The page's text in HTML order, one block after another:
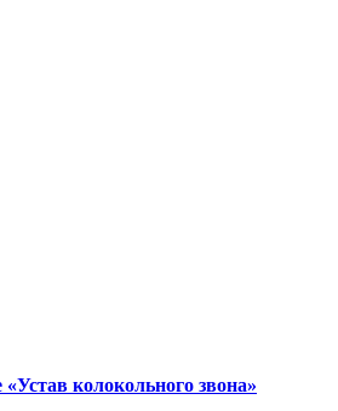
колокольного звона»